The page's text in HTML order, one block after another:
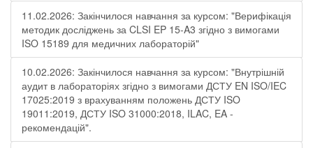
11.02.2026: Закінчилося навчання за курсом: "Верифікація
методик досліджень за CLSI EP 15-A3 згідно з вимогами
ISO 15189 для медичних лабораторій"
10.02.2026: Закінчилося навчання за курсом: "Внутрішній
аудит в лабораторіях згідно з вимогами ДСТУ EN ISO/IEC
17025:2019 з врахуванням положень ДСТУ ISO
19011:2019, ДСТУ ISO 31000:2018, ILAC, EA -
рекомендацій".